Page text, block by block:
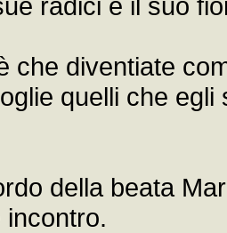
che diventiate
quelli che
della beata